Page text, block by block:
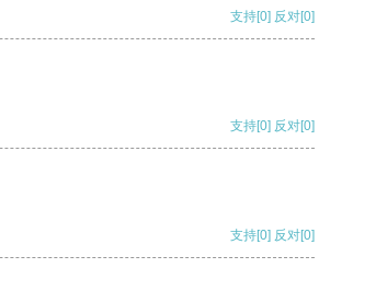
支持[0] 反对[0]
支持[0] 反对[0]
支持[0] 反对[0]